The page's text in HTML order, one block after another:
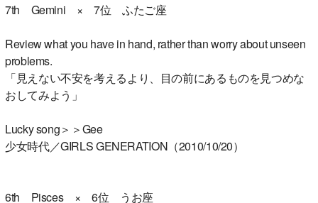
7th Gemini × 7位 ふたご座
Review what you have in hand, rather than worry about unseen
problems.
「見えない不安を考えるより、目の前にあるものを見つめな
おしてみよう」
Lucky song＞＞Gee
少女時代／GIRLS GENERATION（2010/10/20）
6th Pisces × 6位 うお座